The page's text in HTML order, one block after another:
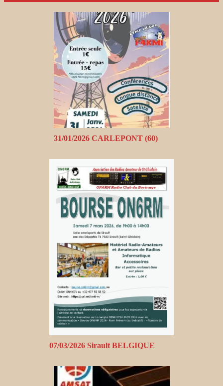
31/01/2026 CARLEPONT (60)
07/03/2026 Sirault BELGIQUE